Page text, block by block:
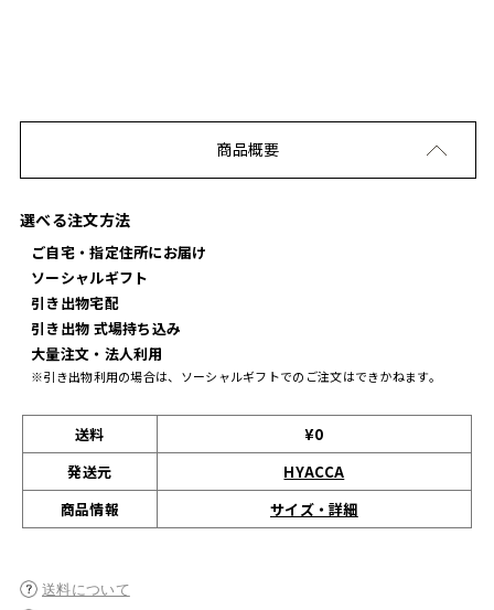
商品概要
選べる注文方法
ご自宅・指定住所にお届け
ソーシャルギフト
引き出物宅配
引き出物 式場持ち込み
大量注文・法人利用
※引き出物利用の場合は、ソーシャルギフトでのご注文はできかねます。
送料
¥0
発送元
HYACCA
商品情報
サイズ・詳細
送料について